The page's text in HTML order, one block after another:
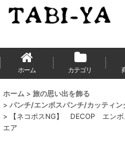
ホーム カテゴリ
ホーム > 旅の思い出を飾る
> パンチ/エンボスパンチ/カッティン
>
【ネコポスNG】 DECOP エン
エア